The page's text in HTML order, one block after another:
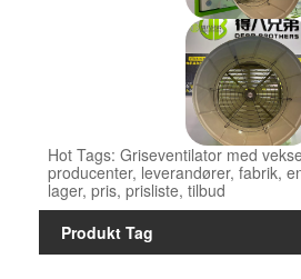
Hot Tags: Griseventilator med
producenter, leverandører, fabrik,
lager, pris, prisliste, tilbud
Produkt Tag